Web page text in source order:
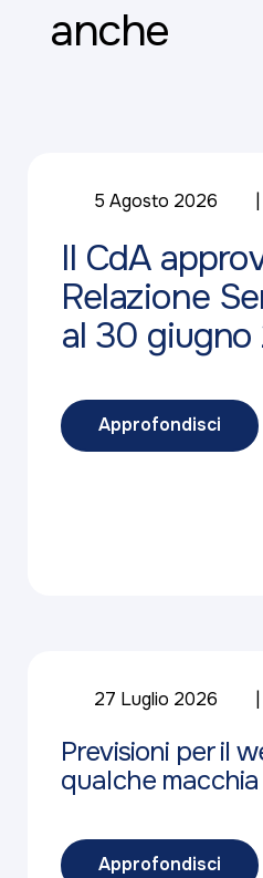
anche
5 Agosto 2026
Il CdA
Relazione
al 30
Approfondisci
27 Luglio 2026
Previsioni per il
qualche
Approfondisci